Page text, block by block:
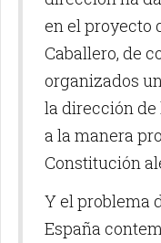
en el proyecto
Caballero, de
organizados
la dirección de
a la manera
Constitución
Y el problema
España